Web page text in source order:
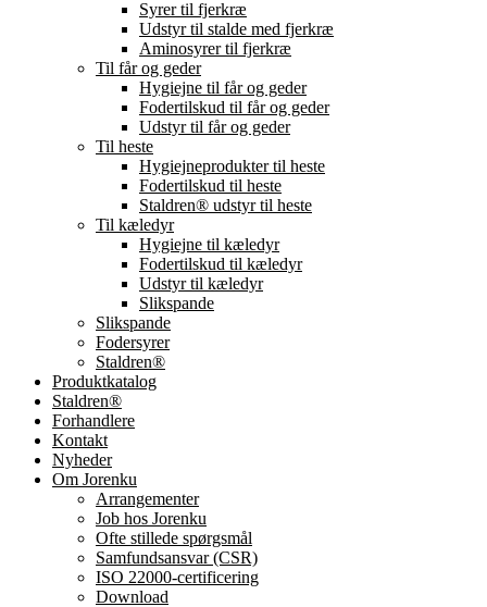
Syrer til fjerkræ
Udstyr til stalde med fjerkræ
Aminosyrer til fjerkræ
Til får og geder
Hygiejne til får og geder
Fodertilskud til får og geder
Udstyr til får og geder
Til heste
Hygiejneprodukter til heste
Fodertilskud til heste
Staldren® udstyr til heste
Til kæledyr
Hygiejne til kæledyr
Fodertilskud til kæledyr
Udstyr til kæledyr
Slikspande
Slikspande
Fodersyrer
Staldren®
Produktkatalog
Staldren®
Forhandlere
Kontakt
Nyheder
Om Jorenku
Arrangementer
Job hos Jorenku
Ofte stillede spørgsmål
Samfundsansvar (CSR)
ISO 22000-certificering
Download